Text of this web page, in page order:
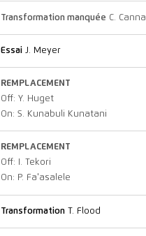
Transformation manquée C. Canna
EssaiJ. Meyer
REMPLACEMENT
Off: Y. Huget
On: S. Kunabuli Kunatani
REMPLACEMENT
Off: I. Tekori
On: P. Fa'asalele
TransformationT. Flood